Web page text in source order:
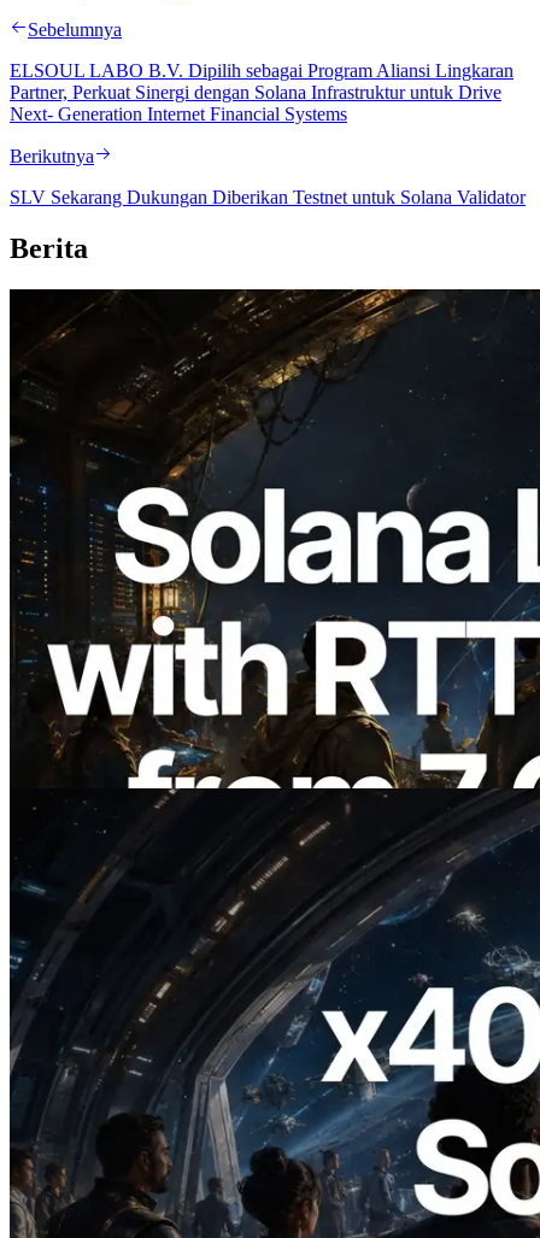
Sebelumnya
ELSOUL LABO B.V. Dipilih sebagai Program Aliansi Lingkaran
Partner, Perkuat Sinergi dengan Solana Infrastruktur untuk Drive
Next- Generation Internet Financial Systems
Berikutnya
SLV Sekarang Dukungan Diberikan Testnet untuk Solana Validator
Berita
2026.08.05
ERPC Memperluas Solana Leader Slot
API dengan Pengukuran Ping dari 7
Region Global — Validators Information
API Juga Diluncurkan
2026.07.04
ERPC Meluncurkan Solana RPC
Berbasis x402 — Era AI Agent
Membayar API yang Dibutuhkan Secara
On Demand